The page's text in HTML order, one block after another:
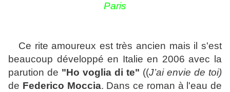
Paris
Ce rite amoureux est très ancien mais il s'est
beaucoup développé en Italie en 2006 avec la
parution de "Ho voglia di te" ((J’ai envie de toi)
de Federico Moccia. Dans ce roman à l'eau de